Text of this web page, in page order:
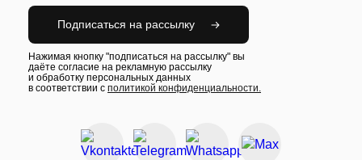
Подписаться на рассылку
Нажимая кнопку "подписаться на рассылку" вы
даёте согласие на рекламную рассылку
и обработку персональных данных
в соответствии с политикой конфиденциальности.